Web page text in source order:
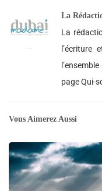
La
La
l’écriture
page Qui-
Vous Aimerez Aussi